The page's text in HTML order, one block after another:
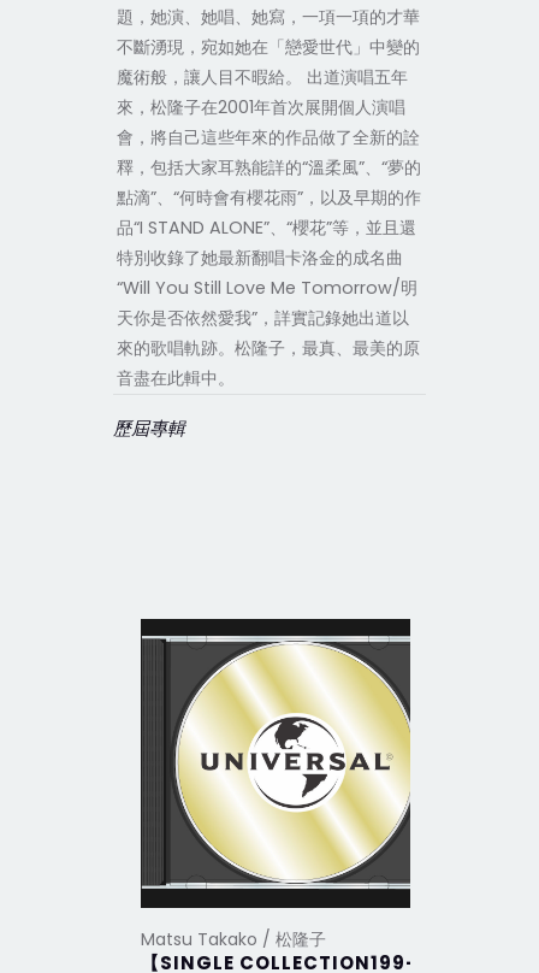
題，她演、她唱、她寫，一項一項的才華
不斷湧現，宛如她在「戀愛世代」中變的
魔術般，讓人目不暇給。 出道演唱五年
來，松隆子在2001年首次展開個人演唱
會，將自己這些年來的作品做了全新的詮
釋，包括大家耳熟能詳的“溫柔風”、“夢的
點滴”、“何時會有櫻花雨”，以及早期的作
品“I STAND ALONE”、“櫻花”等，並且還
特別收錄了她最新翻唱卡洛金的成名曲
“Will You Still Love Me Tomorrow/明
天你是否依然愛我”，詳實記錄她出道以
來的歌唱軌跡。松隆子，最真、最美的原
音盡在此輯中。
歷屆專輯
Matsu Takako / 松隆子
【SINGLE COLLECTION199-